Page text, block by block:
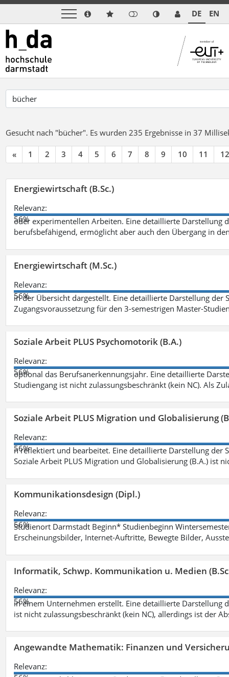
DE EN
Gesucht nach "bücher". Es wurden 235 Ergebnisse in 37
« 1 2 3 4 5 6 7 8 9 10 11 12
Energiewirtschaft (B.Sc.)
Relevanz:
56%
oder experimentellen Arbeiten. Eine detaillierte Darstellung
berufsbefähigend, ermöglicht aber auch den Übergang in
Energiewirtschaft (M.Sc.)
Relevanz:
56%
in der Übersicht dargestellt. Eine detaillierte Darstellung der
Zugangsvoraussetzung für den 3-semestrigen Master-
Soziale Arbeit PLUS Psychomotorik (B.A.)
Relevanz:
56%
optional das Berufsanerkennungsjahr. Eine detaillierte
Studiengang ist nicht zulassungsbeschränkt (kein NC). Als
Soziale Arbeit PLUS Migration und Globalisierung
Relevanz:
56%
n reflektiert und bearbeitet. Eine detaillierte Darstellung der
Soziale Arbeit PLUS Migration und Globalisierung (B.A.) ist
Kommunikationsdesign (Dipl.)
Relevanz:
56%
Studienort Darmstadt Beginn* Studienbeginn
Erscheinungsbilder, Internet-Auftritte, Bewegte Bilder,
Informatik, Schwp. Kommunikation u. Medien
Relevanz:
56%
in einem Unternehmen erstellt. Eine detaillierte Darstellung
ist nicht zulassungsbeschränkt (kein NC), allerdings ist der
Angewandte Mathematik: Finanzen und
Relevanz: